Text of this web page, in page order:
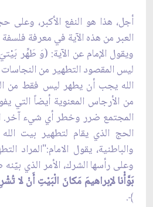
أجل، هذا هو النفع الأكبر، وعلى
العبر من هذه الآية في معرفة
ليس المقصود التطهير من
الله يجب أن يطهر ليس فقط من
من الأرجاس المعنوية أيضاً
المجتمع ضرر وخطر أي شيء آخر.
الحج الذي يقام لتطهير بيت
والباطنية، يقول الامام:"المراد
وعلى رأسها الشرك، الأمر الذي
بَوَّأْنا لإبراهيمَ مَكانَ الْبَيْتِ أَنْ لا
﴾.